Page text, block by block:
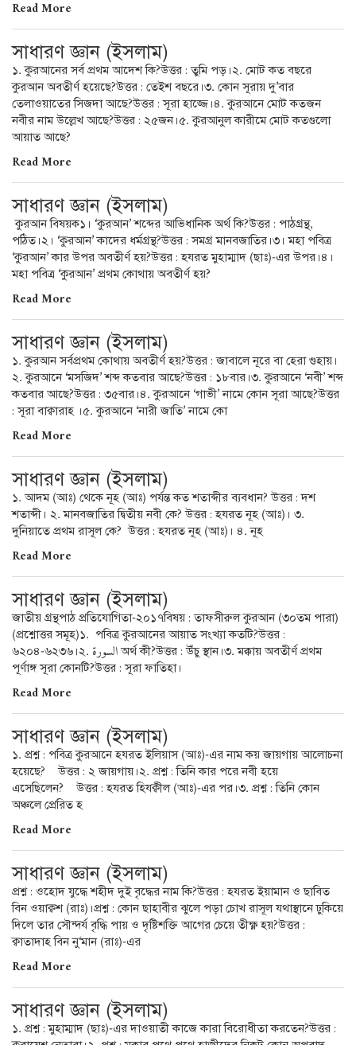
Read More
সাধারণ জ্ঞান (ইসলাম)
১. কুরআনের সর্ব প্রথম আদেশ কি?উত্তর : তুমি পড়।২. মোট কত বছরে
কুরআন অবতীর্ণ হয়েছে?উত্তর : তেইশ বছরে।৩. কোন সূরায় দু’বার
তেলাওয়াতের সিজদা আছে?উত্তর : সূরা হাজ্জে।৪. কুরআনে মোট কতজন
নবীর নাম উল্লেখ আছে?উত্তর : ২৫জন।৫. কুরআনুল কারীমে মোট কতগুলো
আয়াত আছে?
Read More
সাধারণ জ্ঞান (ইসলাম)
কুরআন বিষয়ক১। ‘কুরআন’ শব্দের আভিধানিক অর্থ কি?উত্তর : পাঠগ্রন্থ,
পঠিত।২। ‘কুরআন’ কাদের ধর্মগ্রন্থ?উত্তর : সমগ্র মানবজাতির।৩। মহা পবিত্র
‘কুরআন’ কার উপর অবতীর্ণ হয়?উত্তর : হযরত মুহাম্মাদ (ছাঃ)-এর উপর।৪।
মহা পবিত্র ‘কুরআন’ প্রথম কোথায় অবতীর্ণ হয়?
Read More
সাধারণ জ্ঞান (ইসলাম)
১. কুরআন সর্বপ্রথম কোথায় অবতীর্ণ হয়?উত্তর : জাবালে নূরে বা হেরা গুহায়।
২. কুরআনে ‘মসজিদ’ শব্দ কতবার আছে?উত্তর : ১৮বার।৩. কুরআনে ‘নবী’ শব্দ
কতবার আছে?উত্তর : ৩৫বার।৪. কুরআনে ‘গাভী’ নামে কোন সূরা আছে?উত্তর
: সূরা বাক্বারাহ ।৫. কুরআনে ‘নারী জাতি’ নামে কো
Read More
সাধারণ জ্ঞান (ইসলাম)
১. আদম (আঃ) থেকে নূহ (আঃ) পর্যন্ত কত শতাব্দীর ব্যবধান? উত্তর : দশ
শতাব্দী। ২. মানবজাতির দ্বিতীয় নবী কে? উত্তর : হযরত নূহ (আঃ)। ৩.
দুনিয়াতে প্রথম রাসূল কে? উত্তর : হযরত নূহ (আঃ)। ৪. নূহ
Read More
সাধারণ জ্ঞান (ইসলাম)
জাতীয় গ্রন্থপাঠ প্রতিযোগিতা-২০১৭বিষয় : তাফসীরুল কুরআন (৩০তম পারা)
(প্রশ্নোত্তর সমূহ)১. পবিত্র কুরআনের আয়াত সংখ্যা কতটি?উত্তর :
৬২০৪-৬২৩৬।২. السورة অর্থ কী?উত্তর : উঁচু স্থান।৩. মক্কায় অবতীর্ণ প্রথম
পূর্ণাঙ্গ সূরা কোনটি?উত্তর : সূরা ফাতিহা।
Read More
সাধারণ জ্ঞান (ইসলাম)
১. প্রশ্ন : পবিত্র কুরআনে হযরত ইলিয়াস (আঃ)-এর নাম কয় জায়গায় আলোচনা
হয়েছে? উত্তর : ২ জায়গায়।২. প্রশ্ন : তিনি কার পরে নবী হয়ে
এসেছিলেন? উত্তর : হযরত হিযক্বীল (আঃ)-এর পর।৩. প্রশ্ন : তিনি কোন
অঞ্চলে প্রেরিত হ
Read More
সাধারণ জ্ঞান (ইসলাম)
প্রশ্ন : ওহোদ যুদ্ধে শহীদ দুই বৃদ্ধের নাম কি?উত্তর : হযরত ইয়ামান ও ছাবিত
বিন ওয়াক্বশ (রাঃ)।প্রশ্ন : কোন ছাহাবীর ঝুলে পড়া চোখ রাসূল যথাস্থানে ঢুকিয়ে
দিলে তার সৌন্দর্য বৃদ্ধি পায় ও দৃষ্টিশক্তি আগের চেয়ে তীক্ষ্ণ হয়?উত্তর :
ক্বাতাদাহ বিন নু‘মান (রাঃ)-এর
Read More
সাধারণ জ্ঞান (ইসলাম)
১. প্রশ্ন : মুহাম্মাদ (ছাঃ)-এর দাওয়াতী কাজে কারা বিরোধীতা করতেন?উত্তর :